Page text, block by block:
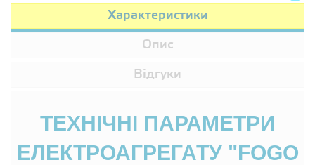
Характеристики
Опис
Відгуки
ТЕХНІЧНІ ПАРАМЕТРИ
ЕЛЕКТРОАГРЕГАТУ "FOGO